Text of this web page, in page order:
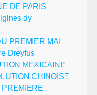
DE PARIS
dy
PREMIER MAI
Dreyfus
MEXICAINE
CHINOISE